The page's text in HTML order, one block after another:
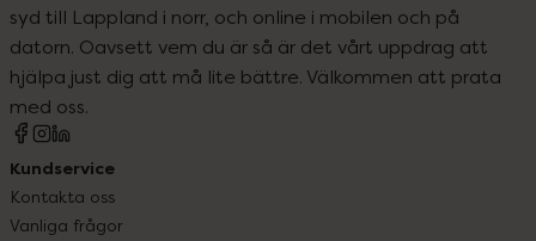
syd till Lappland i norr, och online i mobilen och på
datorn. Oavsett vem du är så är det vårt uppdrag att
hjälpa just dig att må lite bättre. Välkommen att prata
med oss.
Kundservice
Kontakta oss
Vanliga frågor